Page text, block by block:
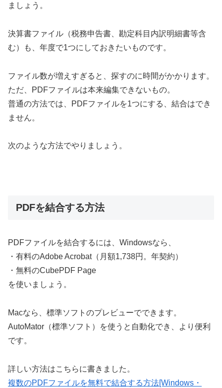
ましょう。
決算書ファイル（税務申告書、勘定科目内訳明細書等含
む）も、年度で1つにしておきたいものです。
ファイル数が増えすぎると、探すのに時間がかかります。
ただ、PDFファイルは本来編集できないもの。
普通の方法では、PDFファイルを1つにする、結合はでき
ません。
次のような方法でやりましょう。
PDFを結合する方法
PDFファイルを結合するには、Windowsなら、
・有料のAdobe Acrobat（月額1,738円。年契約）
・無料のCubePDF Page
を使いましょう。
Macなら、標準ソフトのプレビューでできます。
AutoMator（標準ソフト）を使うと自動化でき、より便利
です。
詳しい方法はこちらに書きました。
複数のPDFファイルを無料で結合する方法[Windows・